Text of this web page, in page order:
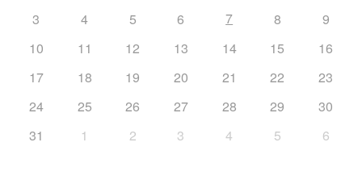
3
4 5 6 7 8
9
10
11 12 13 14 15
16
17
18 19 20 21 22
23
24
25 26 27 28 29
30
31
1 2 3 4 5 6